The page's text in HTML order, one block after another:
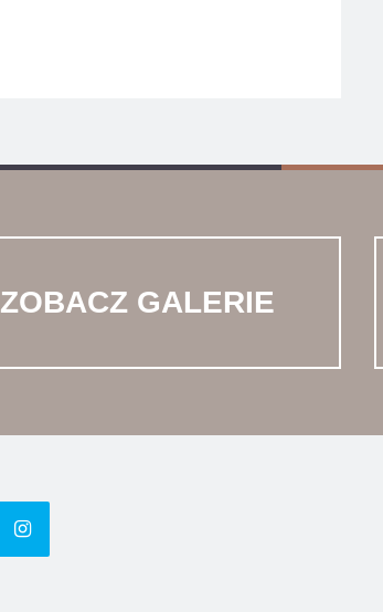
ZOBACZ GALERIE